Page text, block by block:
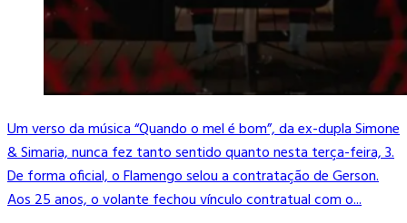
Um verso da música “Quando o mel é bom”, da ex-dupla Simone
& Simaria, nunca fez tanto sentido quanto nesta terça-feira, 3.
De forma oficial, o Flamengo selou a contratação de Gerson.
Aos 25 anos, o volante fechou vínculo contratual com o...